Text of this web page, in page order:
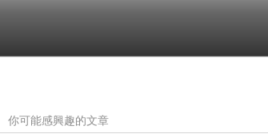
你可能感興趣的文章